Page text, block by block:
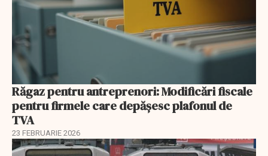
Răgaz pentru antreprenori: Modificări fiscale
pentru firmele care depășesc plafonul de
TVA
23 FEBRUARIE 2026
EXCLUSIV